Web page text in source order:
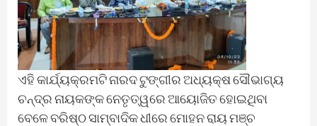
ଏହି କାର୍ଯ୍ୟକ୍ରମଟି ନାରଦ ଟୁଙ୍ଗୀର ଅଧ୍ୟକ୍ଷ ସୌଭାଗ୍ୟ
ଚନ୍ଦ୍ର ନାୟକଙ୍କ ନେତୃତ୍ୱରେ ଆୟୋଜିତ ହୋଇଥିବା
ବେଳେ ବରିଷ୍ଠ ସାମ୍ବାଦିକ ଧୀରେ ମୋହନ ରାୟ ମଞ୍ଚ